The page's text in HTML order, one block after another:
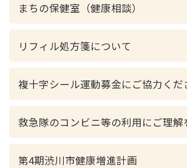
まちの保健室（健康相談）
リフィル処方箋について
複十字シール運動募金にご協力くだ
救急隊のコンビニ等の利用にご理解
第4期渋川市健康増進計画